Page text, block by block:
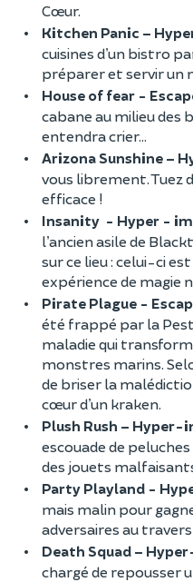
Cœur.
Kitchen Panic –
cuisines d’un bistro
préparer et servir un
House of fear -
cabane au milieu des
entendra crier...
Arizona Sunshine –
vous librement. Tuez
efficace !
Insanity - Hyper -
l’ancien asile de
sur ce lieu : celui-ci
expérience de magie
Pirate Plague -
été frappé par la
maladie qui
monstres marins.
de briser la
cœur d’un kraken.
Plush Rush – Hyper-
escouade de
des jouets
Party Playland -
mais malin pour
adversaires au
Death Squad –
chargé de repousser